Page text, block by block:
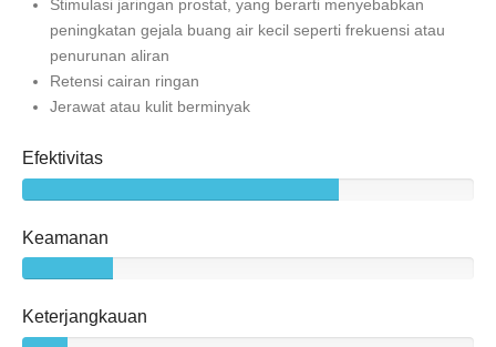
Stimulasi jaringan prostat, yang berarti menyebabkan
peningkatan gejala buang air kecil seperti frekuensi atau
penurunan aliran
Retensi cairan ringan
Jerawat atau kulit berminyak
Efektivitas
Keamanan
Keterjangkauan